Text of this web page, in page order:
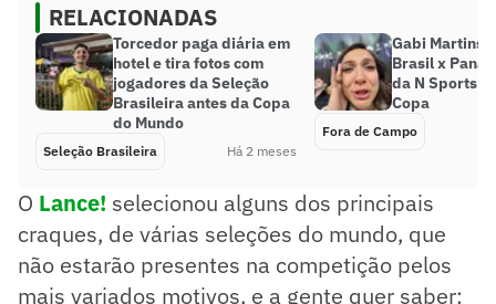
RELACIONADAS
Torcedor paga diária em
hotel e tira fotos com
jogadores da Seleção
Brasileira antes da Copa
do Mundo
Seleção Brasileira Há 2 meses
Gabi Martins
Brasil x
da N Sports
Copa
Fora de Campo
O Lance! selecionou alguns dos principais
craques, de várias seleções do mundo, que
não estarão presentes na competição pelos
mais variados motivos, e a gente quer saber: